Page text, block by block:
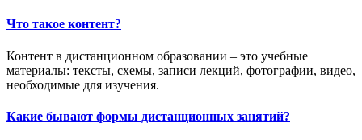
Что такое контент?
Контент в дистанционном образовании – это учебные
материалы: тексты, схемы, записи лекций, фотографии, видео,
необходимые для изучения.
Какие бывают формы дистанционных занятий?